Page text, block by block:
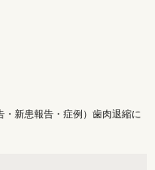
新患報告・症例）歯肉退縮に